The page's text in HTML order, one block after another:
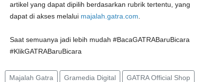
artikel yang dapat dipilih berdasarkan rubrik tertentu, yang
dapat di akses melalui majalah.gatra.com
Saat semuanya jadi lebih mudah #BacaGATRABaruBicara
#KlikGATRABaruBicara
Majalah Gatra Gramedia Digital GATRA Official Shop